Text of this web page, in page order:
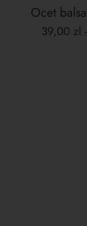
Ocet
Cena
39,00 zl